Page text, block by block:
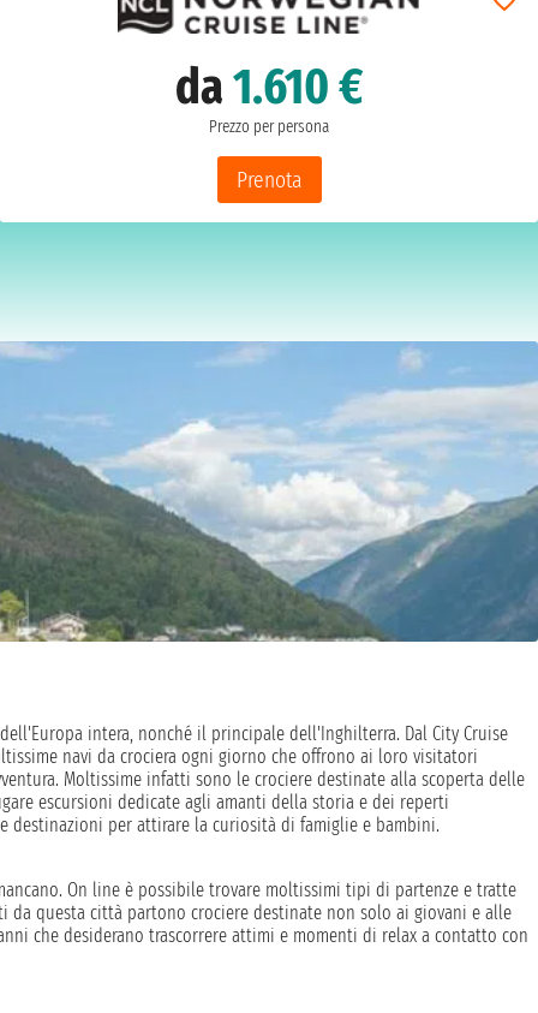
da1.610 €
Prezzo per persona
Prenota
intera, nonché il principale dell'Inghilterra. Dal City Cruise
navi da crociera ogni giorno che offrono ai loro visitatori
Moltissime infatti sono le crociere destinate alla scoperta delle
escursioni dedicate agli amanti della storia e dei reperti
destinazioni per attirare la curiosità di famiglie e bambini.
On line è possibile trovare moltissimi tipi di partenze e tratte
da questa città partono crociere destinate non solo ai giovani e alle
che desiderano trascorrere attimi e momenti di relax a contatto con